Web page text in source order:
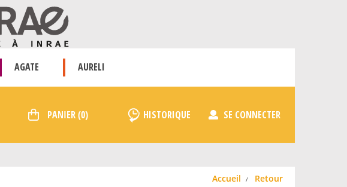
AGATE AURELI
HISTORIQUE SE CONNECTER
Accueil Retour